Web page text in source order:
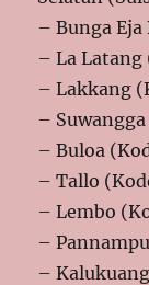
– Bunga Eja
– La Latang
– Lakkang
–
– Buloa
– Tallo
– Lembo
–
–